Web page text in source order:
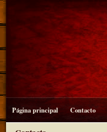
Página principal Contacto